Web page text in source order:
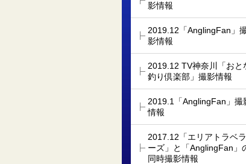
影情報
2019.12「AnglingFan」
影情報
2019.12 TV神奈川「おと
釣り倶楽部」撮影情報
2019.1「AnglingFan」撮
情報
2017.12「エリアトラベラ
ーズ」と「AnglingFan」
同時撮影情報